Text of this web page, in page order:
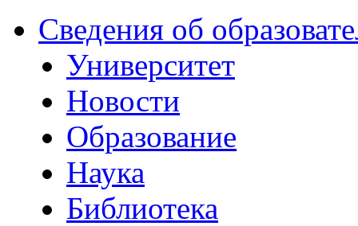
Сведения об
Университет
Новости
Образование
Наука
Библиотека